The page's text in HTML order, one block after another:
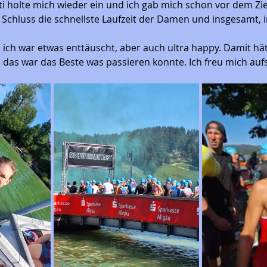
holte mich wieder ein und ich gab mich schon vor dem
die schnellste Laufzeit der Damen und
war etwas enttäuscht, aber auch ultra happy. Damit
war das Beste was passieren konnte. Ich freu mich